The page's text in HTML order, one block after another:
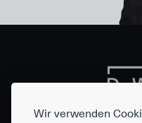
Wir verwenden